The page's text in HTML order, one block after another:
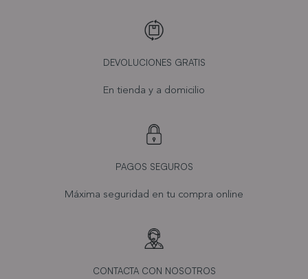
DEVOLUCIONES GRATIS
En tienda y a domicilio
PAGOS SEGUROS
Máxima seguridad en tu compra online
CONTACTA CON NOSOTROS